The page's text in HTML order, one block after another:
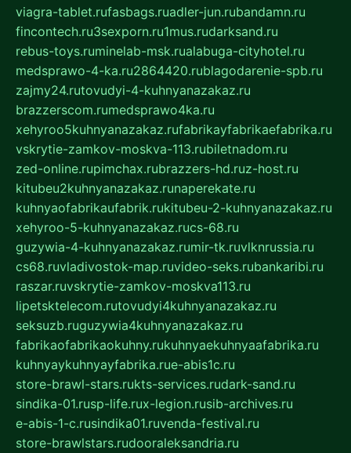
viagra-tablet.rufasbags.ruadler-jun.rubandamn.ru
fincontech.ru3sexporn.ru1mus.rudarksand.ru
rebus-toys.ruminelab-msk.rualabuga-cityhotel.ru
medsprawo-4-ka.ru2864420.rublagodarenie-spb.ru
zajmy24.rutovudyi-4-kuhnyanazakaz.ru
brazzerscom.rumedsprawo4ka.ru
xehyroo5kuhnyanazakaz.rufabrikayfabrikaefabrika.ru
vskrytie-zamkov-moskva-113.rubiletnadom.ru
zed-online.rupimchax.rubrazzers-hd.ruz-host.ru
kitubeu2kuhnyanazakaz.runaperekate.ru
kuhnyaofabrikaufabrik.rukitubeu-2-kuhnyanazakaz.ru
xehyroo-5-kuhnyanazakaz.rucs-68.ru
guzywia-4-kuhnyanazakaz.rumir-tk.ruvlknrussia.ru
cs68.ruvladivostok-map.ruvideo-seks.rubankaribi.ru
raszar.ruvskrytie-zamkov-moskva113.ru
lipetsktelecom.rutovudyi4kuhnyanazakaz.ru
seksuzb.ruguzywia4kuhnyanazakaz.ru
fabrikaofabrikaokuhny.rukuhnyaekuhnyaafabrika.ru
kuhnyaykuhnyayfabrika.rue-abis1c.ru
store-brawl-stars.rukts-services.rudark-sand.ru
sindika-01.rusp-life.rux-legion.rusib-archives.ru
e-abis-1-c.rusindika01.ruvenda-festival.ru
store-brawlstars.rudooraleksandria.ru